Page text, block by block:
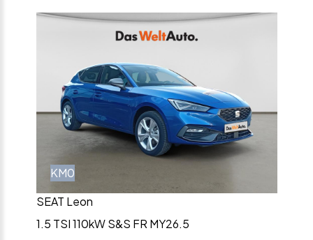
KM0
SEAT Leon
1.5 TSI 110kW S&S FR MY26.5